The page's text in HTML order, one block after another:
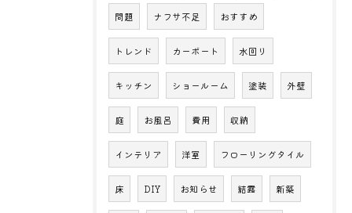
問題 ナフサ不足 おすすめ
トレンド カーポート 水回り
キッチン ショールーム 塗装 外壁
庭 お風呂 費用 収納
インテリア 洋室 フローリングタイル
床 DIY お知らせ 結露 新築